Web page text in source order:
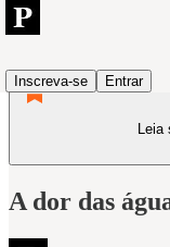
Inscreva-se
Entrar
Leia
A dor das